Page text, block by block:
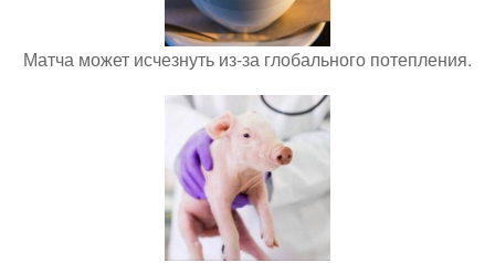
Матча может исчезнуть из-за глобального потепления.